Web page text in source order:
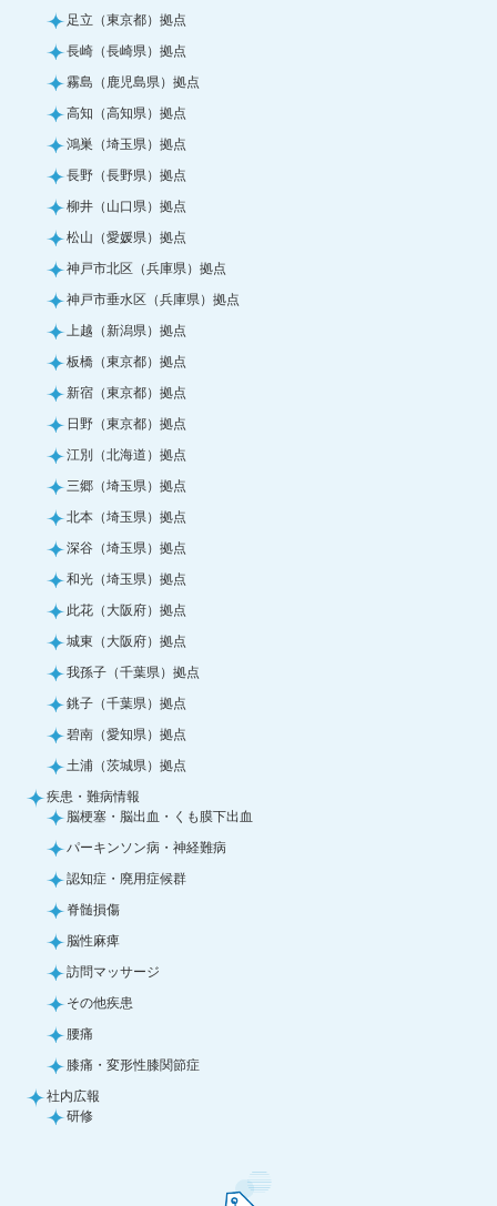
足立（東京都）拠点
長崎（長崎県）拠点
霧島（鹿児島県）拠点
高知（高知県）拠点
鴻巣（埼玉県）拠点
長野（長野県）拠点
柳井（山口県）拠点
松山（愛媛県）拠点
神戸市北区（兵庫県）拠点
神戸市垂水区（兵庫県）拠点
上越（新潟県）拠点
板橋（東京都）拠点
新宿（東京都）拠点
日野（東京都）拠点
江別（北海道）拠点
三郷（埼玉県）拠点
北本（埼玉県）拠点
深谷（埼玉県）拠点
和光（埼玉県）拠点
此花（大阪府）拠点
城東（大阪府）拠点
我孫子（千葉県）拠点
銚子（千葉県）拠点
碧南（愛知県）拠点
土浦（茨城県）拠点
疾患・難病情報
脳梗塞・脳出血・くも膜下出血
パーキンソン病・神経難病
認知症・廃用症候群
脊髄損傷
脳性麻痺
訪問マッサージ
その他疾患
腰痛
膝痛・変形性膝関節症
社内広報
研修